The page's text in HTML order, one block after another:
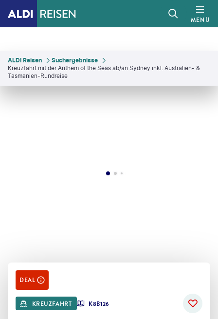
MENÜ
ALDI Reisen
Suchergebnisse
Kreuzfahrt mit der Anthem of the Seas ab/an Sydney inkl. Australien- &
Tasmanien-Rundreise
DEAL
KREUZFAHRT K8B126